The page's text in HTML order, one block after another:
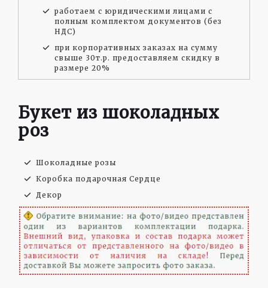
Букет из шоколадных
роз
Шоколадные розы
Коробка подарочная Сердце
Декор
работаем с юридическими лицами с
полным комплектом документов (без
НДС)
при корпоративных заказах на сумму
свыше 30т.р. предоставляем скидку в
размере 20%